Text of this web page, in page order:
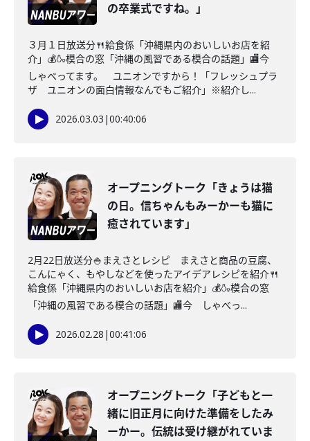
の卒業式ですね。」
３月１日放送分🍴給食係「沖縄県内のおいしいお店を紹
介」💰🍶模合の窓「沖縄の風習である模合の話題」🏬今
しゃべってます。 ユニオンですから！「フレッシュプラ
ザ ユニオンの面白情報なんでもご紹介」※紹介し...
2026.03.03 |00:40:06
オープニングトーク「きょうは猫
の日。信ちゃんもみーかーも猫に
癒されています」
2月22日放送分🍚まえさとレシピ まえさと商品の豆腐、
こんにゃく、もやしなどを使ったアイデアレシピを紹介🍴
給食係「沖縄県内のおいしいお店を紹介」💰🍶模合の窓
「沖縄の風習である模合の話題」🏬今 しゃべっ...
2026.02.28 |00:41:06
オープニングトーク「子どもと一
緒に旧正月に向けた準備をしたみ
ーかー。伝統は受け継がれていま